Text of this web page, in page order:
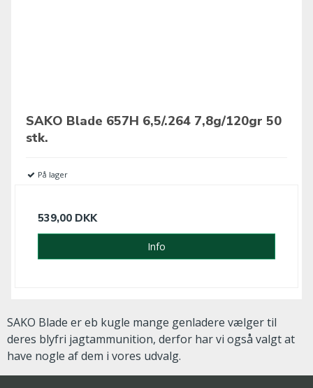
SAKO Blade 657H 6,5/.264 7,8g/120gr 50
stk.
På lager
539,00 DKK
Info
SAKO Blade er eb kugle mange genladere vælger til
deres blyfri jagtammunition, derfor har vi også valgt at
have nogle af dem i vores udvalg.